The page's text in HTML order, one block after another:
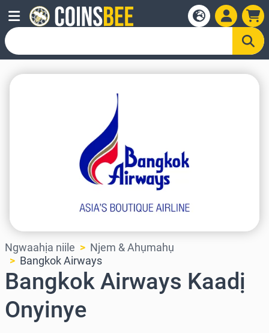
Ngwaahịa niile
Njem & Ahụmahụ
Bangkok Airways
Bangkok Airways Kaadị
Onyinye